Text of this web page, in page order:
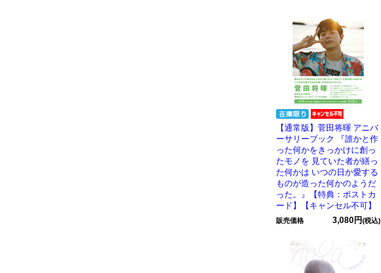
【通常版】菅田将暉 アニバ
ーサリーブック 『誰かと作
った何かをきっかけに創っ
たモノを 見ていた者が繕っ
た何かは いつの日か愛する
ものが造った何かのようだ
った。』【特典：ポストカ
ード】【キャンセル不可】
販売価格 3,080円(税込)